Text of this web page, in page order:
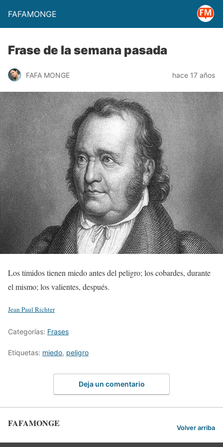
FAFAMONGE
Frase de la semana pasada
FAFA MONGE hace 17 años
Los tímidos tienen miedo antes del peligro; los cobardes, durante
el mismo; los valientes, después.
Jean Paul Richter
Categorías: Frases
Etiquetas: miedo, peligro
Deja un comentario
FAFAMONGE Volver arriba